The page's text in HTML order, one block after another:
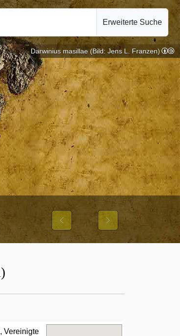
Erweiterte Suche
Previous Next
Darwinius masillae (Bild: Jens L. Franzen)
Vereinigte